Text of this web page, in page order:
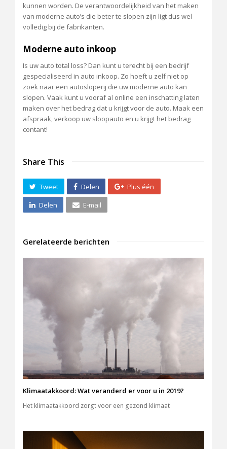
kunnen worden. De verantwoordelijkheid van het maken
van moderne auto’s die beter te slopen zijn ligt dus wel
volledig bij de fabrikanten.
Moderne auto inkoop
Is uw auto total loss? Dan kunt u terecht bij een bedrijf
gespecialiseerd in auto inkoop. Zo hoeft u zelf niet op
zoek naar een autosloperij die uw moderne auto kan
slopen. Vaak kunt u vooraf al online een inschatting laten
maken over het bedrag dat u krijgt voor de auto. Maak een
afspraak, verkoop uw sloopauto en u krijgt het bedrag
contant!
Share This
Tweet Delen Plus één
Delen E-mail
Gerelateerde berichten
Klimaatakkoord: Wat veranderd er voor u in 2019?
Het klimaatakkoord zorgt voor een gezond klimaat